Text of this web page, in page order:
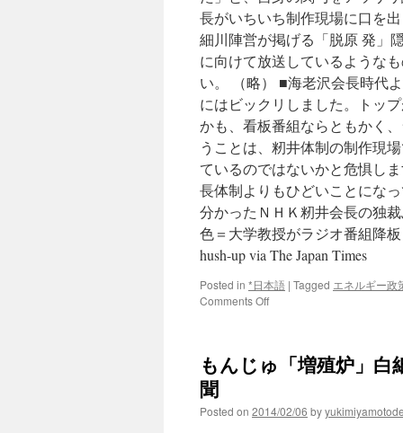
長がいちいち制作現場に口を
細川陣営が掲げる「脱原 発」
に向けて放送しているような
い。 （略） ■海老沢会長時代
にはビックリしました。トッ
かも、看板番組ならともかく
うことは、籾井体制の制作現
ているのではないかと危惧し
長体制よりもひどいことにな
分かったＮＨＫ籾井会長の独
色＝大学教授がラジオ番組降板
hush-up via The Japan Times
Posted in *日本語 | Tagged エネルギー政
Comments Offon
場
治
もんじゅ「増殖炉」
聞
Posted on 2014/02/06 by